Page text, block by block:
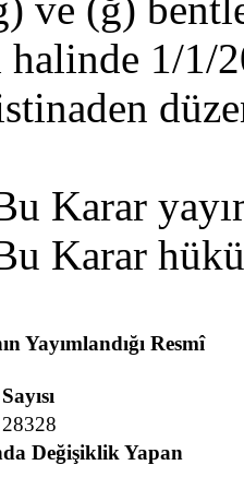
1/1/
Karar
Karar
Yayımlandığı Resmî
Sayısı
28328
Değişiklik Yapan